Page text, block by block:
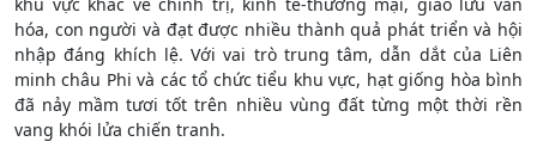
hóa, con người và đạt được nhiều thành quả phát triển và hội
nhập đáng khích lệ. Với vai trò trung tâm, dẫn dắt của Liên
minh châu Phi và các tổ chức tiểu khu vực, hạt giống hòa bình
đã nảy mầm tươi tốt trên nhiều vùng đất từng một thời rền
vang khói lửa chiến tranh.